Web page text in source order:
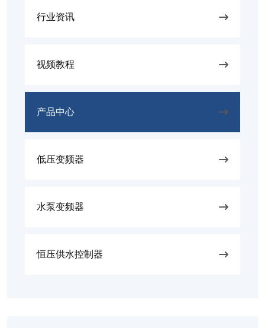
行业资讯
视频教程
产品中心
低压变频器
水泵变频器
恒压供水控制器